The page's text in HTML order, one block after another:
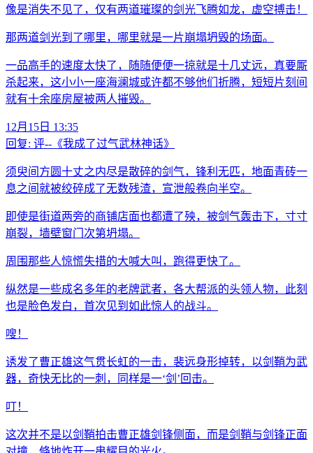
像是消失不见了，仅有两道璀璨的剑光飞腾如龙，虚空搏击！
那两道剑光到了哪里，哪里就是一片崩塌坍毁的场面。
一品高手的速度太快了，随随便便一掠就是十几丈远，真要厮
杀起来，这小小一座海澜城或许都不够他们折腾，短短片刻间
就有十余座房屋被两人摧毁。
12月15日 13:35
回复: 评--《我成了过气武林神话》
须臾间方圆十丈之内尽是散碎的剑气，锋利无匹，地面青砖一
息之间就被绞碎成了无数残渣，宣泄般卷向半空。
即使是街道两旁的商铺店面也都遭了殃，被剑气轰击下，寸寸
崩裂，墙壁窗门次第坍塌。
周围那些人惊慌失措的大喊大叫，跑得更快了。
纵然是一些成名多年的老牌武者，各大帮派的头领人物，此刻
也是脸色发白，首次见到如此惊人的战斗。
嗖！
诱发了曹正雄这气贯长虹的一击，裴远身形掉转，以剑鞘为武
器，奇快无比的一刺，同样是一‘剑’回击。
叮！
这次并不是以剑鞘拍击曹正雄剑锋侧面，而是剑鞘与剑锋正面